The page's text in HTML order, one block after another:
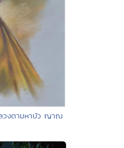
วงตามหาบัว ญาณ